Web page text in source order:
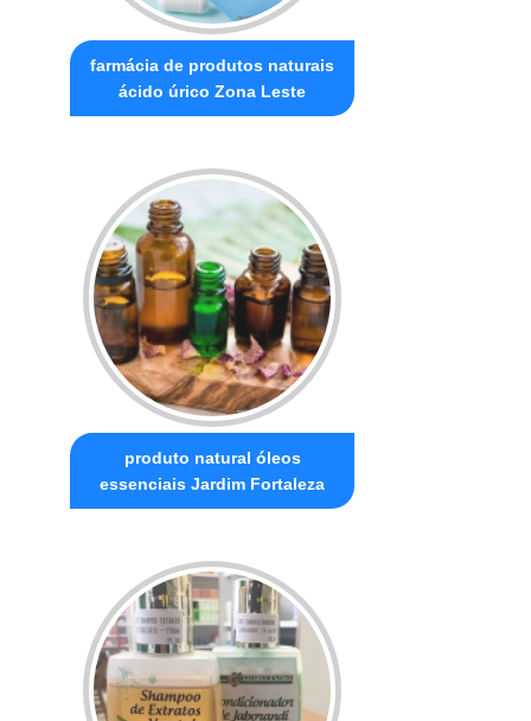
farmácia de produtos naturais
ácido úrico Zona Leste
produto natural óleos
essenciais Jardim Fortaleza